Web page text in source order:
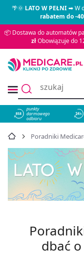
🌴🌞LATO W PEŁNI➡ W
rabatem do -
📦 Dostawa do automatów
złObowiązuje do
858
punkty
darmowego
odbioru
Poradniki
dbać